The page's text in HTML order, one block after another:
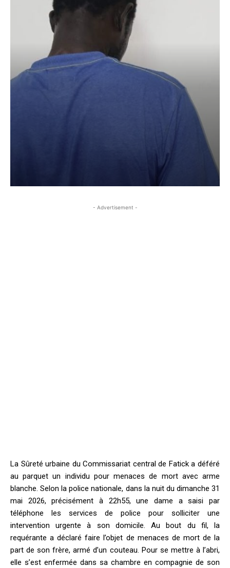
- Advertisement -
La Sûreté urbaine du Commissariat central de Fatick a déféré
au parquet un individu pour menaces de mort avec arme
blanche. Selon la police nationale, dans la nuit du dimanche 31
mai 2026, précisément à 22h55, une dame a saisi par
téléphone les services de police pour solliciter une
intervention urgente à son domicile. Au bout du fil, la
requérante a déclaré faire l’objet de menaces de mort de la
part de son frère, armé d’un couteau. Pour se mettre à l’abri,
elle s’est enfermée dans sa chambre en compagnie de son